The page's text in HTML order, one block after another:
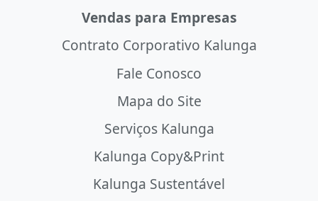
Vendas para Empresas
Contrato Corporativo Kalunga
Fale Conosco
Mapa do Site
Serviços Kalunga
Kalunga Copy&Print
Kalunga Sustentável